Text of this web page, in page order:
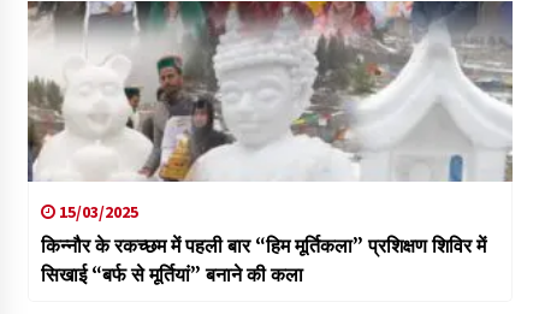
15/03/2025
किन्नौर के रकच्छम में पहली बार “हिम मूर्तिकला” प्रशिक्षण शिविर में
सिखाई “बर्फ से मूर्तियां” बनाने की कला